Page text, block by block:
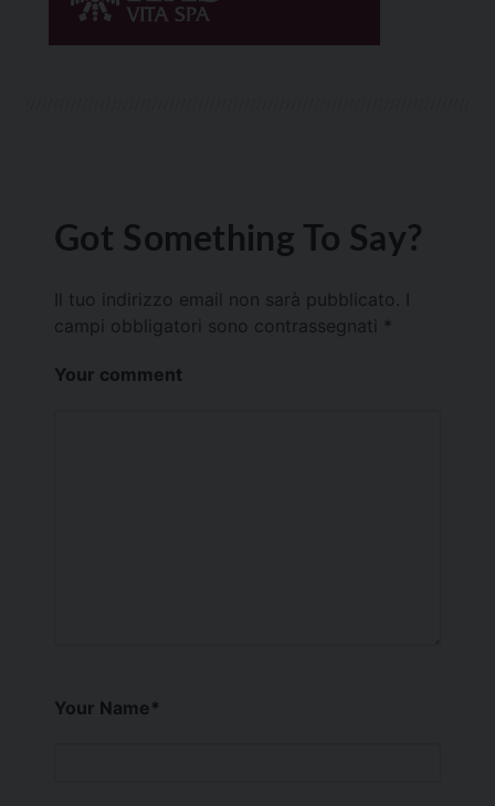
Got Something To Say?
Il tuo indirizzo email non sarà pubblicato.
campi obbligatori sono contrassegnati *
Your comment
Your Name*